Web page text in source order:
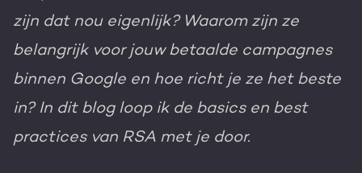
WEBSITE SERVICES
HubSpot websites
Haal alles uit je HubSpot licentie
Gratis portal scan
Nederlands Zoek
zijn dat nou eigenlijk? Waarom zijn ze
belangrijk voor jouw betaalde campagnes
binnen Google en hoe richt je ze het beste
in? In dit blog loop ik de basics en best
practices van RSA met je door.